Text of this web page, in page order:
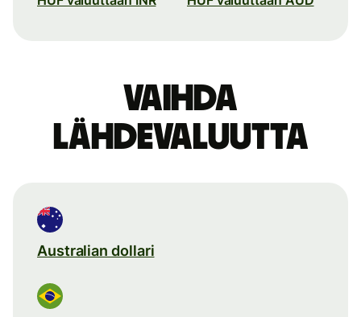
Vaihda
lähdevaluutta
Australian dollari